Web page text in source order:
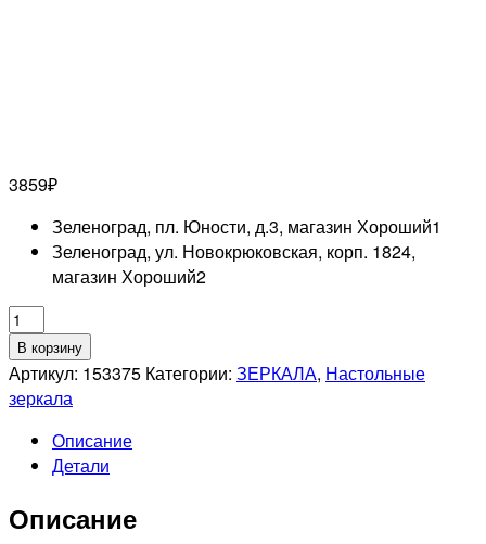
3859₽
Зеленоград, пл. Юности, д.3, магазин Хороший1
Зеленоград, ул. Новокрюковская, корп. 1824,
магазин Хороший2
Количество
товара
WEISEN
B6
RUBY/G
Зеркало
двухстороннее,
В корзину
Артикул: 153375 Категории: ЗЕРКАЛА, Настольные
зеркала
Описание
Детали
Описание